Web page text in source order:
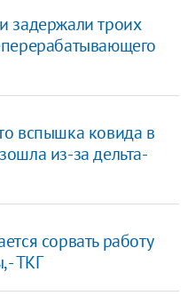
задержали троих
вспышка ковида в
из-за дельта-
сорвать работу
- ТКГ